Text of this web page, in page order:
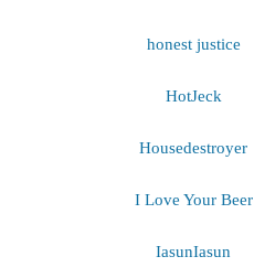
honest justice
HotJeck
Housedestroyer
I Love Your Beer
IasunIasun